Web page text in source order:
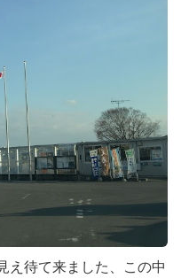
え待て来ました、この中